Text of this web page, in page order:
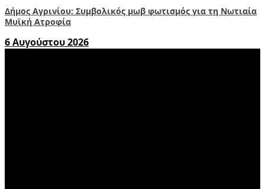
Δήμος Αγρινίου: Συμβολικός μωβ φωτισμός για τη Νωτιαία
Μυϊκή Ατροφία
6 Αυγούστου 2026